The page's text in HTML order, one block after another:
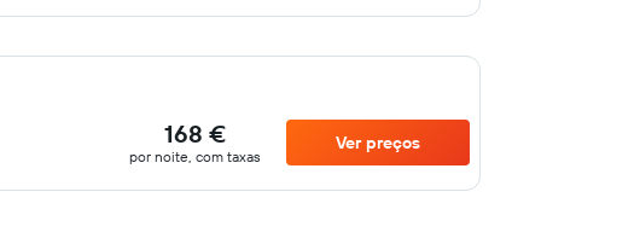
168 €
por noite, com taxas
Ver preços